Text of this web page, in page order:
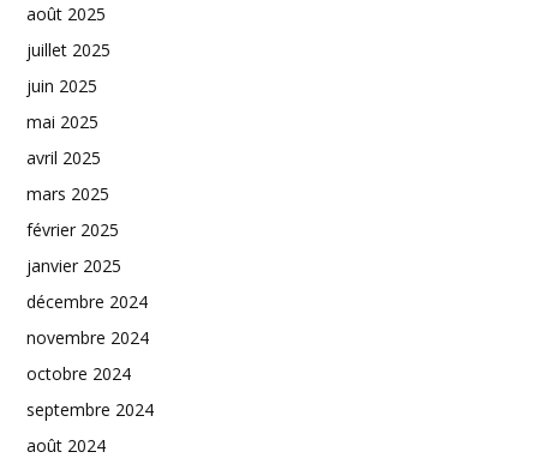
août 2025
juillet 2025
juin 2025
mai 2025
avril 2025
mars 2025
février 2025
janvier 2025
décembre 2024
novembre 2024
octobre 2024
septembre 2024
août 2024